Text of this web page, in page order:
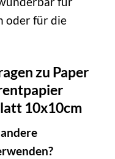
oder für die
zu Paper
10x10cm